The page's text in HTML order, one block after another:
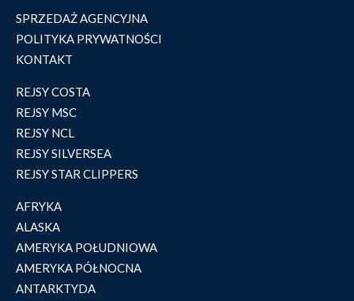
SPRZEDAŻ AGENCYJNA
POLITYKA PRYWATNOŚCI
KONTAKT
REJSY COSTA
REJSY MSC
REJSY NCL
REJSY SILVERSEA
REJSY STAR CLIPPERS
AFRYKA
ALASKA
AMERYKA POŁUDNIOWA
AMERYKA PÓŁNOCNA
ANTARKTYDA